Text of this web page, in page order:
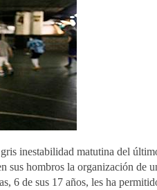
inestabilidad matutina del
sus hombros la organización de
6 de sus 17 años, les ha